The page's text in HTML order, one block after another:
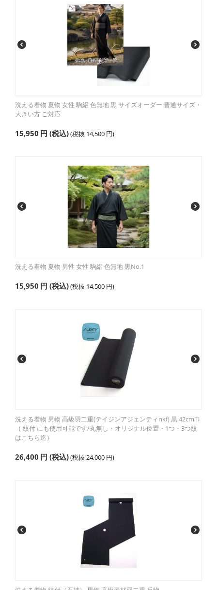
洗える着物 夏物 女性 駒絽 色無地 黒 サイズオーダー 普通サイズ・
大きい方 ご対応
15,950 円 (税込)(税抜 14,500 円)
洗える着物 夏物 男性 女性 駒絽 色無地 黒No.1
15,950 円 (税込)(税抜 14,500 円)
洗える着物 男物 高級羽二重(テイジンアジェンティnkf) 黒 42cm巾
（ 紋付 にも使用可能です/丸無し・オリジナル位置・1つ・3つ紋
はこちら迄）
26,400 円 (税込)(税抜 24,000 円)